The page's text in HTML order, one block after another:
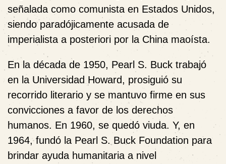
señalada como comunista en Estados Unidos,
siendo paradójicamente acusada de
imperialista a posteriori por la China maoísta.
En la década de 1950, Pearl S. Buck trabajó
en la Universidad Howard, prosiguió su
recorrido literario y se mantuvo firme en sus
convicciones a favor de los derechos
humanos. En 1960, se quedó viuda. Y, en
1964, fundó la Pearl S. Buck Foundation para
brindar ayuda humanitaria a nivel